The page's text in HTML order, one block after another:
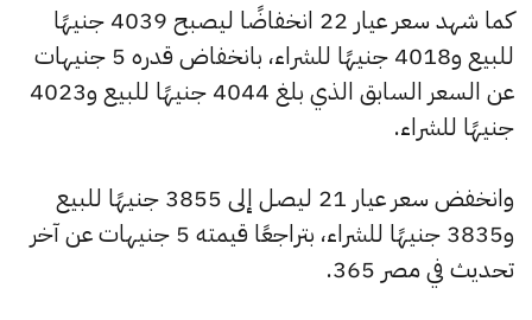
كما شهد سعر عيار 22 انخفاضًا ليصبح 4039 جنيهًا
للبيع و4018 جنيهًا للشراء، بانخفاض قدره 5 جنيهات
عن السعر السابق الذي بلغ 4044 جنيهًا للبيع و4023
جنيهًا للشراء.
وانخفض سعر عيار 21 ليصل إلى 3855 جنيهًا للبيع
و3835 جنيهًا للشراء، بتراجعًا قيمته 5 جنيهات عن آخر
تحديث في مصر 365.